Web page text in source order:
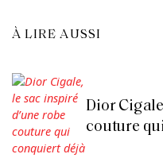
À LIRE AUSSI
Dior
couture